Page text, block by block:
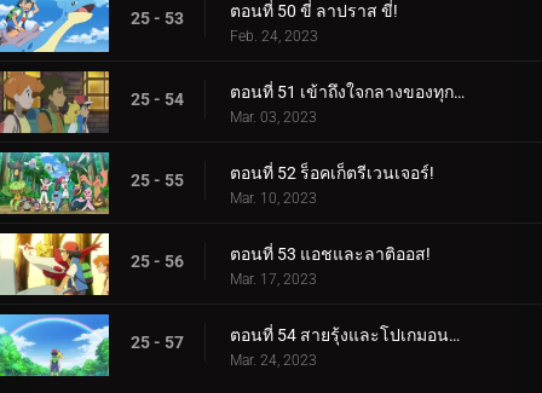
25 - 53 ตอนที่ 50 ขี่ ลาปราส ขี่!
Feb. 24, 2023
25 - 54 ตอนที่ 51 เข้าถึงใจกลางของทุกสิ่ง!
Mar. 03, 2023
25 - 55 ตอนที่ 52 ร็อคเก็ตรีเวนเจอร์!
Mar. 10, 2023
25 - 56 ตอนที่ 53 แอชและลาติออส!
Mar. 17, 2023
25 - 57 ตอนที่ 54 สายรุ้งและโปเกมอนมาสเตอร์!
Mar. 24, 2023